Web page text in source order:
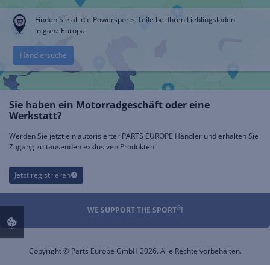
Finden Sie all die Powersports-Teile bei Ihren Lieblingsläden
in ganz Europa.
Händlersuche
Sie haben ein Motorradgeschäft oder eine
Werkstatt?
Werden Sie jetzt ein autorisierter PARTS EUROPE Händler und erhalten Sie
Zugang zu tausenden exklusiven Produkten!
Jetzt registrieren
WE SUPPORT THE SPORT®!
Copyright © Parts Europe GmbH 2026. Alle Rechte vorbehalten.